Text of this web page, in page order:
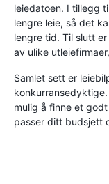
leiedatoen. I tillegg
lengre leie, så det
lengre tid. Til slutt
av ulike
Samlet sett er
mulig å finne et
passer ditt budsjett